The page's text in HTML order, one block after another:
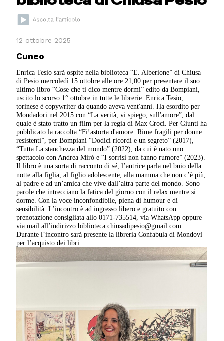
12 ottobre 2025
Cuneo
Enrica Tesio sarà ospite nella biblioteca “E. Alberione” di Chiusa
di Pesio mercoledì 15 ottobre alle ore 21,00 per presentare il suo
ultimo libro “Cose che ti dico mentre dormi” edito da Bompiani,
uscito lo scorso 1° ottobre in tutte le librerie. Enrica Tesio,
torinese è copywriter da quando aveva vent'anni. Ha esordito per
Mondadori nel 2015 con “La verità, vi spiego, sull'amore”, dal
quale è stato tratto un film per la regia di Max Croci. Per Giunti ha
pubblicato la raccolta “Fi!astorta d'amore: Rime fragili per donne
resistenti”, per Bompiani “Dodici ricordi e un segreto” (2017),
“Tutta La stanchezza del mondo” (2022), da cui è nato uno
spettacolo con Andrea Mirò e “I sorrisi non fanno rumore” (2023).
Il libro è una sorta di racconto di sé, l’autrice parla nel buio della
notte alla figlia, al figlio adolescente, alla mamma che non c’è più,
al padre e ad un’amica che vive dall’altra parte del mondo. Sono
parole che intrecciano la fatica del giorno con il relax mentre si
dorme. Con la voce inconfondibile, piena di humour e di
sensibilità. L’incontro è ad ingresso libero e gratuito con
prenotazione consigliata allo 0171-735514, via WhatsApp oppure
via mail all’indirizzo biblioteca.chiusadipesio@gmail.com.
Durante l’incontro sarà presente la libreria Confabula di Mondovì
per l’acquisto dei libri.